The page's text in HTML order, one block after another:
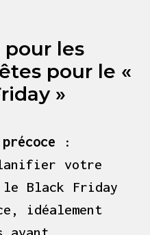
les
pour le «
»
:
planifier votre
le Black Friday
idéalement
avant